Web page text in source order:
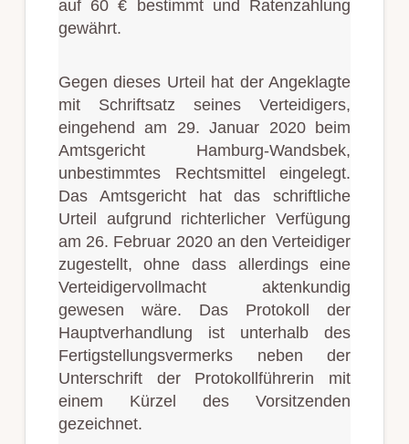
auf 60 € bestimmt und Ratenzahlung
gewährt.
Gegen dieses Urteil hat der Angeklagte
mit Schriftsatz seines Verteidigers,
eingehend am 29. Januar 2020 beim
Amtsgericht Hamburg-Wandsbek,
unbestimmtes Rechtsmittel eingelegt.
Das Amtsgericht hat das schriftliche
Urteil aufgrund richterlicher Verfügung
am 26. Februar 2020 an den Verteidiger
zugestellt, ohne dass allerdings eine
Verteidigervollmacht aktenkundig
gewesen wäre. Das Protokoll der
Hauptverhandlung ist unterhalb des
Fertigstellungsvermerks neben der
Unterschrift der Protokollführerin mit
einem Kürzel des Vorsitzenden
gezeichnet.